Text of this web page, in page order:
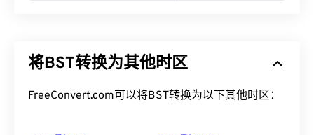
将BST转换为其他时区
FreeConvert.com可以将BST转换为以下其他时区：